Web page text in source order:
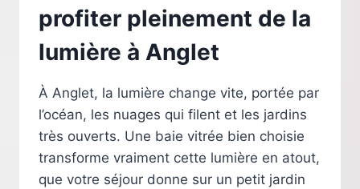
profiter pleinement de la
lumière à Anglet
À Anglet, la lumière change vite, portée par
l’océan, les nuages qui filent et les jardins
très ouverts. Une baie vitrée bien choisie
transforme vraiment cette lumière en atout,
que votre séjour donne sur un petit jardin